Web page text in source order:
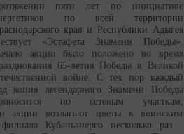
пяти лет по инициативе
по всей территории
края и Республики Адыгея
«Эстафета Знамени Победы».
акции было положено во время
65-летия Победы в Великой
войне. С тех пор каждый
копия легендарного Знамени Победы
по сетевым участкам,
акции возлагают цветы к воинским
Кубаньэнерго несколько раз